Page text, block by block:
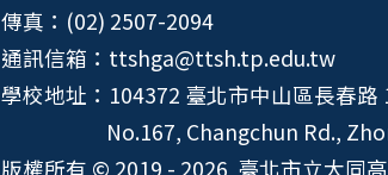
傳真：(02) 2507-2094
通訊信箱：ttshga@ttsh.tp.edu.tw
學校地址：104372 臺北市中山區長春路
No.167, Changchun Rd.,
版權所有 © 2019 - 2026 臺北市立大同